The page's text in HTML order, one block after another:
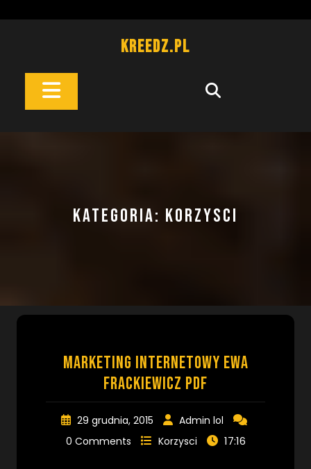
to
Kreedz.pl
Open
KATEGORIA: KORZYSCI
Marketing internetowy Ewa
Frackiewicz pdf
29 grudnia, 2015
Admin lol
0 Comments
Korzysci 17:16